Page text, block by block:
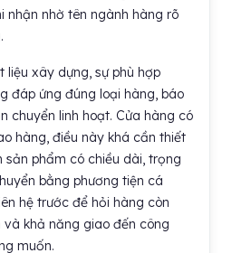
nhận nhờ tên ngành hàng rõ
xây dựng, sự phù hợp
đáp ứng đúng loại hàng, báo
chuyển linh hoạt. Cửa hàng có
hàng, điều này khá cần thiết
phẩm có chiều dài, trọng
bằng phương tiện cá
hệ trước để hỏi hàng còn
và khả năng giao đến công
muốn.